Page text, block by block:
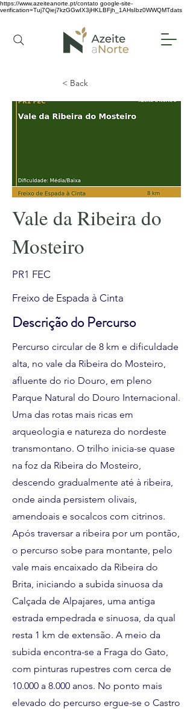
https://www.azeiteanorte.pt/contato google-site-
verification=Tuj7Qiej7kzGGwIX3jHKLBFjh_1AHsIbz0WWQMTdats
< Back
Vale da Ribeira do
Mosteiro
PR1 FEC
Freixo de Espada à Cinta
Descrição do Percurso
Percurso circular de 8 km e dificuldade
alta, no vale da Ribeira do Mosteiro,
afluente do rio Douro, em pleno
Parque Natural do Douro Internacional.
Uma das rotas mais ricas em
arqueologia e natureza do nordeste
transmontano. O trilho inicia-se quase
na foz da Ribeira do Mosteiro,
descendo gradualmente até à ribeira,
onde ainda persistem olivais,
amendoais e socalcos com citrinos.
Após traversar a ribeira por um pontão,
o percurso sobe para montante, pelo
vale mais encaixado da Ribeira do
Brita, iniciando a subida sinuosa da
Calçada de Alpajares, uma antiga
estrada empedrada e sinuosa, da qual
resta 1 km de extensão. A meio da
subida encontra-se a Fraga do Gato,
com pinturas rupestres com cerca de
10.000 a 8.000 anos. No ponto mais
elevado do percurso ergue-se o Castro